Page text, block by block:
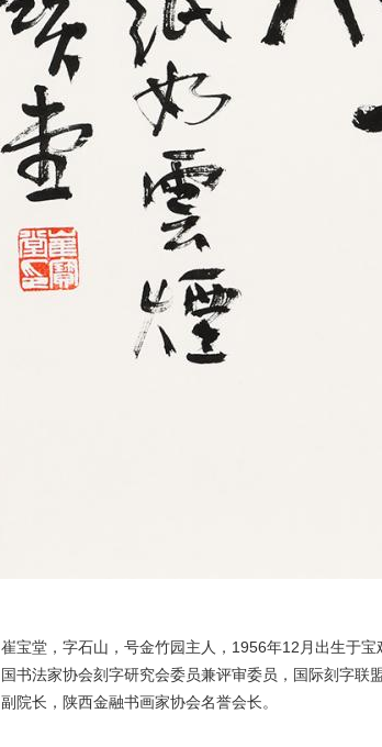
崔宝堂，字石山，号金竹园主人，1956年12月出生于
国书法家协会刻字研究会委员兼评审委员，国际刻字
副院长，陕西金融书画家协会名誉会长。